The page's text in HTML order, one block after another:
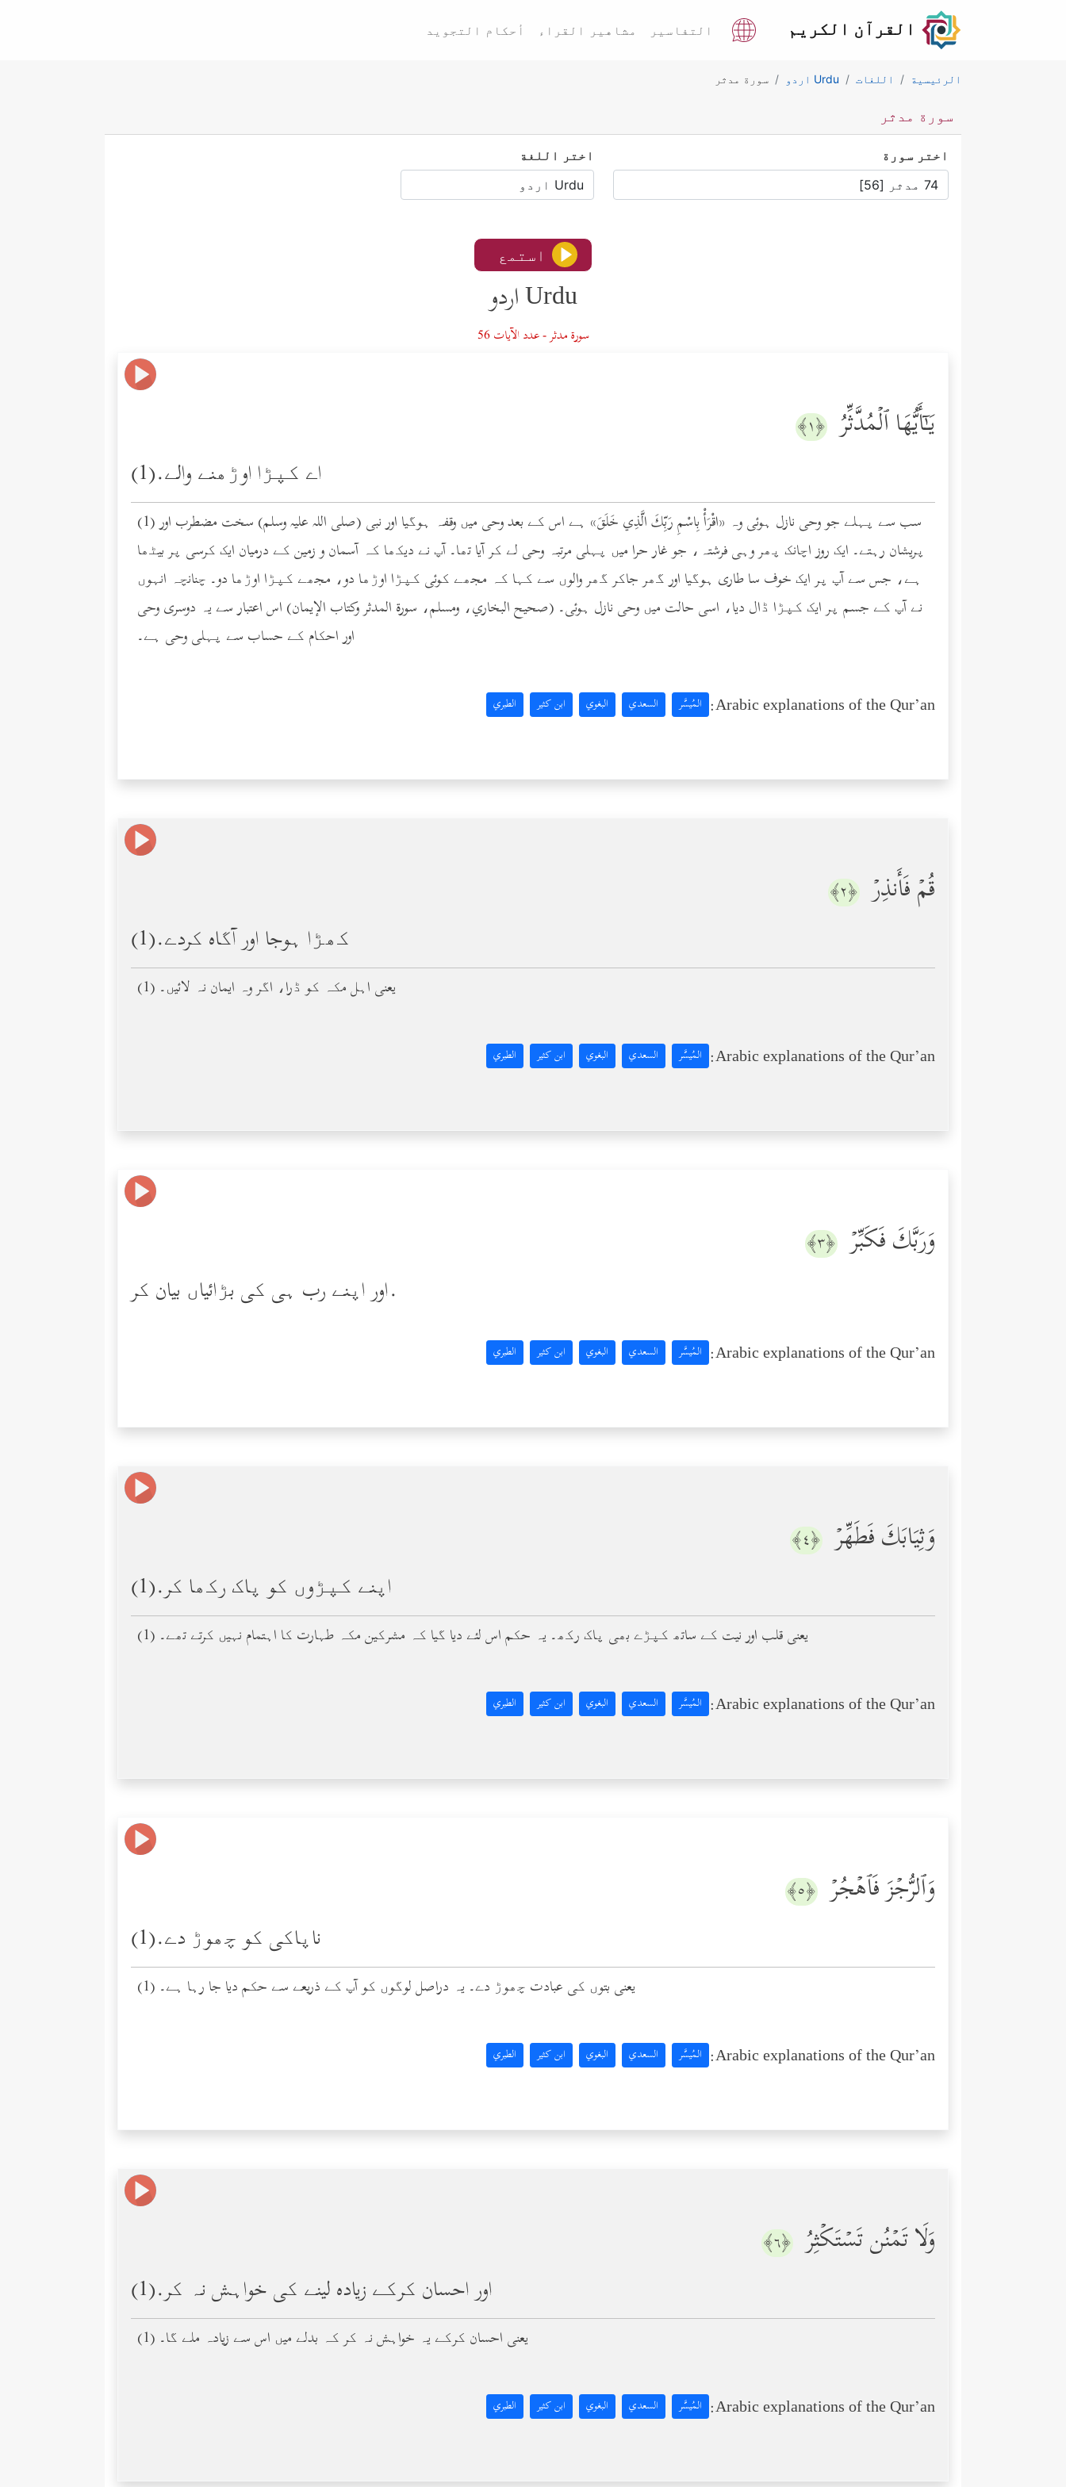
القرآن الكريم التفاسير مشاهير القراء أحكام التجويد
الرئيسية اللغات Urdu اردو سورة مدثر
سورة مدثر
اختر سورة اختر اللغة
استمع
Urdu اردو
سورة مدثر - عدد الآيات 56
یَـٰۤأَیُّهَا ٱلۡمُدَّثِّرُ ﴿١﴾
اے کپڑا اوڑھنے والے.(1)
(1) سب سے پہلے جو وحی نازل ہوئی وہ «اقْرَأْ بِاسْمِ رَبِّكَ الَّذِي خَلَقَ» ہے اس کے بعد وحی میں وقفہ ہوگیا اور نبی (صلى الله عليه وسلم) سخت مضطرب اور
پریشان رہتے۔ ایک روز اچانک پھر وہی فرشتہ، جو غار حرا میں پہلی مرتبہ وحی لے کر آیا تھا۔ آپ نے دیکھا کہ آسمان و زمین کے درمیان ایک کرسی پر بیٹھا
ہے، جس سے آپ پر ایک خوف سا طاری ہوگیا اور گھر جاکر گھر والوں سے کہا کہ مجھے کوئی کپڑا اوڑھا دو، مجھے کپڑا اوڑھا دو۔ چنانچہ انہوں
نے آپ کے جسم پر ایک کپڑا ڈال دیا، اسی حالت میں وحی نازل ہوئی۔ (صحيح البخاري، ومسلم، سورة المدثر وكتاب الإيمان) اس اعتبار سے یہ دوسری وحی
اور احکام کے حساب سے پہلی وحی ہے۔
Arabic explanations of the Qur’an: المُيسَّر السعدي البغوي ابن كثير الطبري
قُمۡ فَأَنذِرۡ ﴿٢﴾
کھڑا ہوجا اور آگاه کردے.(1)
(1) یعنی اہل مکہ کو ڈرا، اگر وہ ایمان نہ لائیں۔
Arabic explanations of the Qur’an: المُيسَّر السعدي البغوي ابن كثير الطبري
وَرَبَّكَ فَكَبِّرۡ ﴿٣﴾
اور اپنے رب ہی کی بڑائیاں بیان کر.
Arabic explanations of the Qur’an: المُيسَّر السعدي البغوي ابن كثير الطبري
وَثِیَابَكَ فَطَهِّرۡ ﴿٤﴾
اپنے کپڑوں کو پاک رکھا کر.(1)
(1) یعنی قلب اور نیت کے ساتھ کپڑے بھی پاک رکھ۔ یہ حکم اس لئے دیا گیا کہ مشرکین مکہ طہارت کا اہتمام نہیں کرتے تھے۔
Arabic explanations of the Qur’an: المُيسَّر السعدي البغوي ابن كثير الطبري
وَٱلرُّجۡزَ فَٱهۡجُرۡ ﴿٥﴾
ناپاکی کو چھوڑ دے.(1)
(1) یعنی بتوں کی عبادت چھوڑ دے۔ یہ دراصل لوگوں کو آپ کے ذریعے سے حکم دیا جا رہا ہے۔
Arabic explanations of the Qur’an: المُيسَّر السعدي البغوي ابن كثير الطبري
وَلَا تَمۡنُن تَسۡتَكۡثِرُ ﴿٦﴾
اور احسان کرکے زیاده لینے کی خواہش نہ کر.(1)
(1) یعنی احسان کرکے یہ خواہش نہ کر کہ بدلے میں اس سے زیادہ ملے گا۔
Arabic explanations of the Qur’an: المُيسَّر السعدي البغوي ابن كثير الطبري